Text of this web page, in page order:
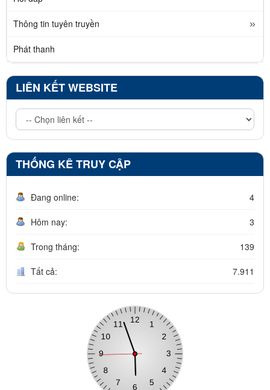
Thông tin tuyên truyền
Phát thanh
LIÊN KẾT WEBSITE
THỐNG KÊ TRUY CẬP
Đang online: 4
Hôm nay: 3
Trong tháng: 139
Tất cả: 7.911